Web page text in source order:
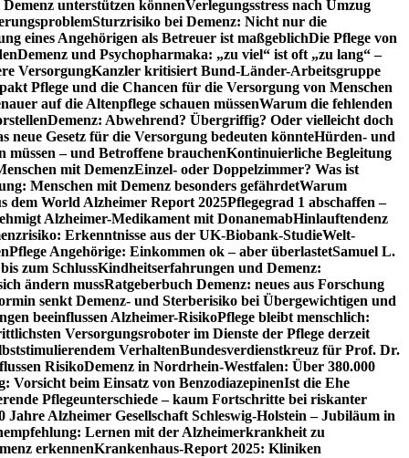
unterstützen könnenVerlegungsstress nach Umzug
Sturzrisiko bei Demenz: Nicht nur die
eines Angehörigen als Betreuer ist maßgeblichDie Pflege von
Demenz und Psychopharmaka: „zu viel“ ist oft „zu lang“ –
VersorgungKanzler kritisiert Bund-Länder-Arbeitsgruppe
Pflege und die Chancen für die Versorgung von Menschen
auf die Altenpflege schauen müssenWarum die fehlenden
Demenz: Abwehrend? Übergriffig? Oder vielleicht doch
neue Gesetz für die Versorgung bedeuten könnteHürden- und
– und Betroffene brauchenKontinuierliche Begleitung
mit DemenzEinzel- oder Doppelzimmer? Was ist
Menschen mit Demenz besonders gefährdetWarum
dem World Alzheimer Report 2025Pflegegrad 1 abschaffen –
Alzheimer-Medikament mit DonanemabHinlauftendenz
Erkenntnisse aus der UK-Biobank-StudieWelt-
Pflege Angehörige: Einkommen ok – aber überlastetSamuel L.
zum SchlussKindheitserfahrungen und Demenz:
ändern mussRatgeberbuch Demenz: neues aus Forschung
senkt Demenz- und Sterberisiko bei Übergewichtigen und
beeinflussen Alzheimer-RisikoPflege bleibt menschlich:
Versorgungsroboter im Dienste der Pflege derzeit
VerhaltenBundesverdienstkreuz für Prof. Dr.
RisikoDemenz in Nordrhein-Westfalen: Über 380.000
Vorsicht beim Einsatz von BenzodiazepinenIst die Ehe
Pflegeunterschiede – kaum Fortschritte bei riskanter
Jahre Alzheimer Gesellschaft Schleswig-Holstein – Jubiläum in
Lernen mit der Alzheimerkrankheit zu
erkennenKrankenhaus-Report 2025: Kliniken